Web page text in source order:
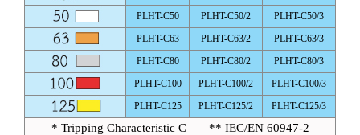
PLHT-C50
PLHT-C50/2
PLHT-C50/3
PLHT-C63
PLHT-C63/2
PLHT-C63/3
PLHT-C80
PLHT-C80/2
PLHT-C80/3
PLHT-C100
PLHT-C100/2
PLHT-C100/3
PLHT-C125
PLHT-C125/2 PLHT-C125/3
* Tripping Characteristic C ** IEC/EN 60947-2